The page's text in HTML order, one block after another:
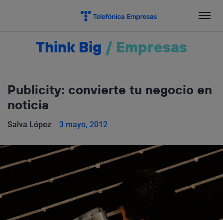
Think Big / Empresas
Publicity: convierte tu negocio en
noticia
Salva López 3 mayo, 2012